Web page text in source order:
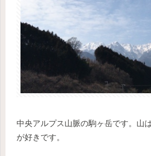
中央アルプス山脈の駒ヶ岳です。山
が好きです。